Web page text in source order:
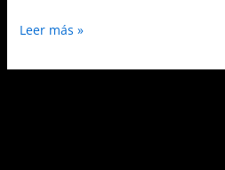
Leer más »